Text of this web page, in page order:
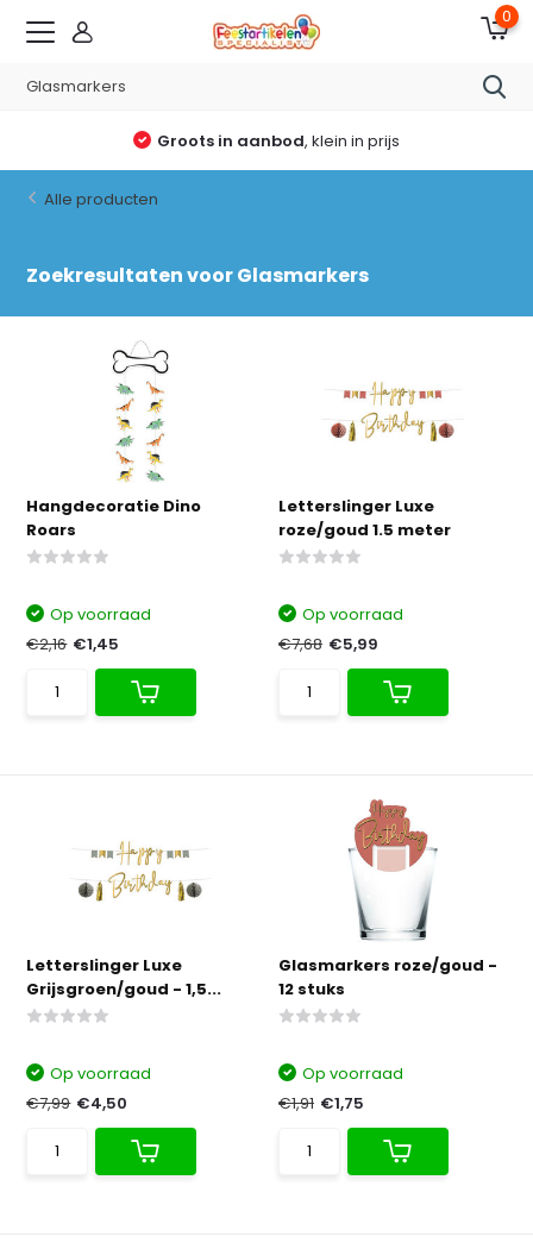
0
Altijd reden voor een feestje
Alle producten
Zoekresultaten voor Glasmarkers
Hangdecoratie Dino
Roars
Op voorraad
€2,16 €1,45
Letterslinger Luxe
roze/goud 1.5 meter
Op voorraad
€7,68 €5,99
Letterslinger Luxe
Grijsgroen/goud - 1,5...
Op voorraad
€7,99 €4,50
Glasmarkers roze/goud -
12 stuks
Op voorraad
€1,91 €1,75